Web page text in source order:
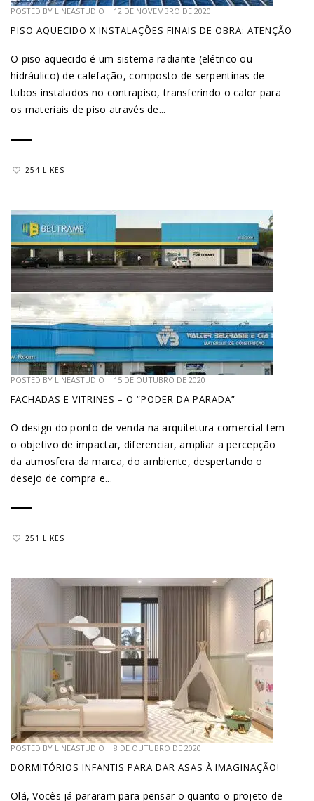
POSTED BY LINEASTUDIO | 12 DE NOVEMBRO DE 2020
PISO AQUECIDO X INSTALAÇÕES FINAIS DE OBRA: ATENÇÃO
O piso aquecido é um sistema radiante (elétrico ou
hidráulico) de calefação, composto de serpentinas de
tubos instalados no contrapiso, transferindo o calor para
os materiais de piso através de...
254 LIKES
POSTED BY LINEASTUDIO | 15 DE OUTUBRO DE 2020
FACHADAS E VITRINES – O “PODER DA PARADA”
O design do ponto de venda na arquitetura comercial tem
o objetivo de impactar, diferenciar, ampliar a percepção
da atmosfera da marca, do ambiente, despertando o
desejo de compra e...
251 LIKES
POSTED BY LINEASTUDIO | 8 DE OUTUBRO DE 2020
DORMITÓRIOS INFANTIS PARA DAR ASAS À IMAGINAÇÃO!
Olá, Vocês já pararam para pensar o quanto o projeto de